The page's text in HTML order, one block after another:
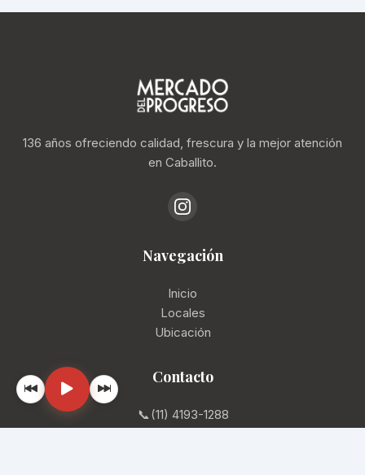
136 años ofreciendo calidad, frescura y la mejor atención
en Caballito.
Navegación
Inicio
Locales
Ubicación
Contacto
📞 (11) 4193-1288